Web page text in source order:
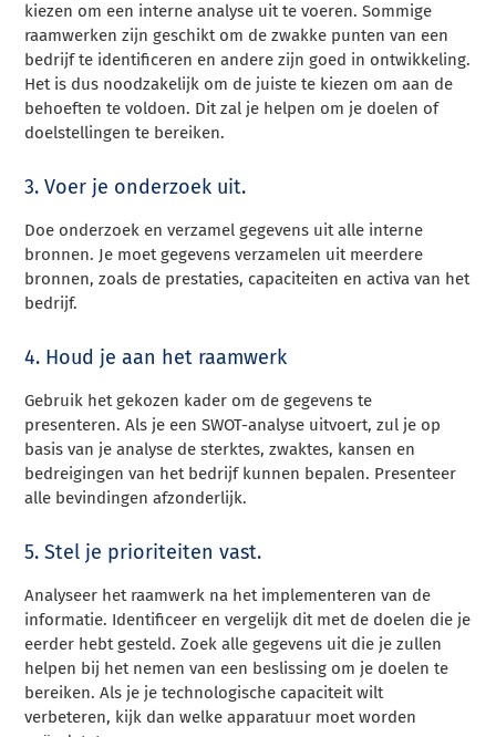
kiezen om een interne analyse uit te voeren. Sommige
raamwerken zijn geschikt om de zwakke punten van een
bedrijf te identificeren en andere zijn goed in ontwikkeling.
Het is dus noodzakelijk om de juiste te kiezen om aan de
behoeften te voldoen. Dit zal je helpen om je doelen of
doelstellingen te bereiken.
3. Voer je onderzoek uit.
Doe onderzoek en verzamel gegevens uit alle interne
bronnen. Je moet gegevens verzamelen uit meerdere
bronnen, zoals de prestaties, capaciteiten en activa van het
bedrijf.
4. Houd je aan het raamwerk
Gebruik het gekozen kader om de gegevens te
presenteren. Als je een SWOT-analyse uitvoert, zul je op
basis van je analyse de sterktes, zwaktes, kansen en
bedreigingen van het bedrijf kunnen bepalen. Presenteer
alle bevindingen afzonderlijk.
5. Stel je prioriteiten vast.
Analyseer het raamwerk na het implementeren van de
informatie. Identificeer en vergelijk dit met de doelen die je
eerder hebt gesteld. Zoek alle gegevens uit die je zullen
helpen bij het nemen van een beslissing om je doelen te
bereiken. Als je je technologische capaciteit wilt
verbeteren, kijk dan welke apparatuur moet worden